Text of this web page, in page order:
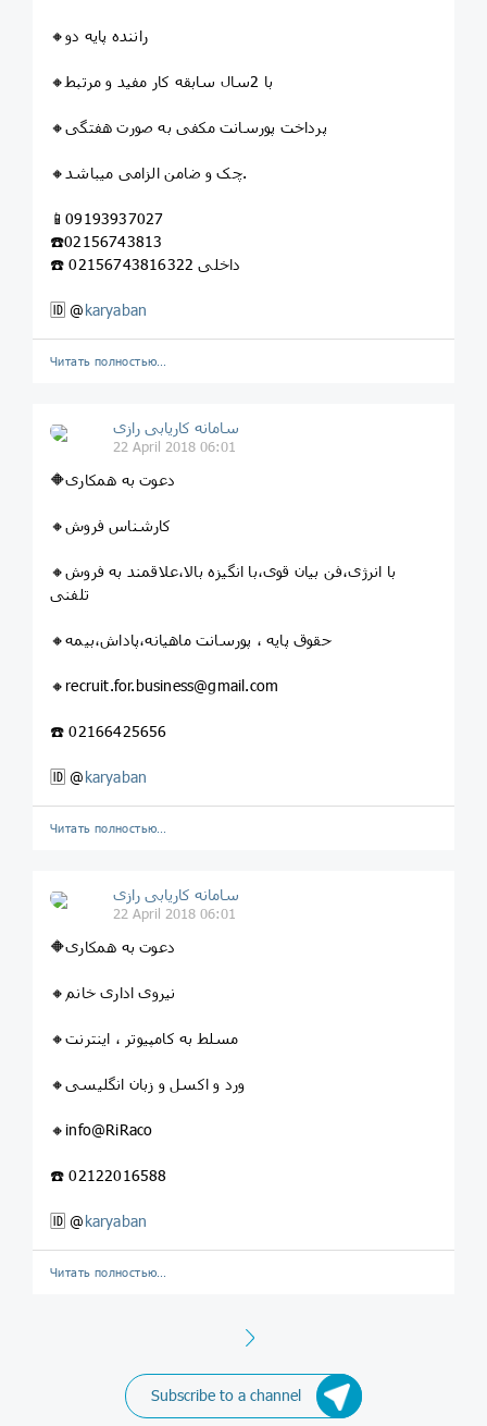
🔸راننده پایه دو
🔸با 2سال سابقه کار مفید و مرتبط
🔸پرداخت پورسانت مکفی به صورت هفتگی
🔸چک و ضامن الزامی میباشد.
📱09193937027
☎️02156743813
☎️ 02156743816داخلی 322
🆔 @karyaban
Читать полностью…
سامانه کاریابی رازی
22 April 2018 06:01
🔶دعوت به همکاری
🔸کارشناس فروش
🔸با انرژی،فن بیان قوی،با انگیزه بالا،علاقمند به فروش
تلفنی
🔸حقوق پایه ، پورسانت ماهیانه،پاداش،بیمه
🔸recruit.for.business@gmail.com
☎️ 02166425656
🆔 @karyaban
Читать полностью…
سامانه کاریابی رازی
22 April 2018 06:01
🔶دعوت به همکاری
🔸نیروی اداری خانم
🔸مسلط به کامپیوتر ، اینترنت
🔸ورد و اکسل و زبان انگلیسی
🔸info@RiRaco
☎️ 02122016588
🆔 @karyaban
Читать полностью…
Next
Subscribe to a channel